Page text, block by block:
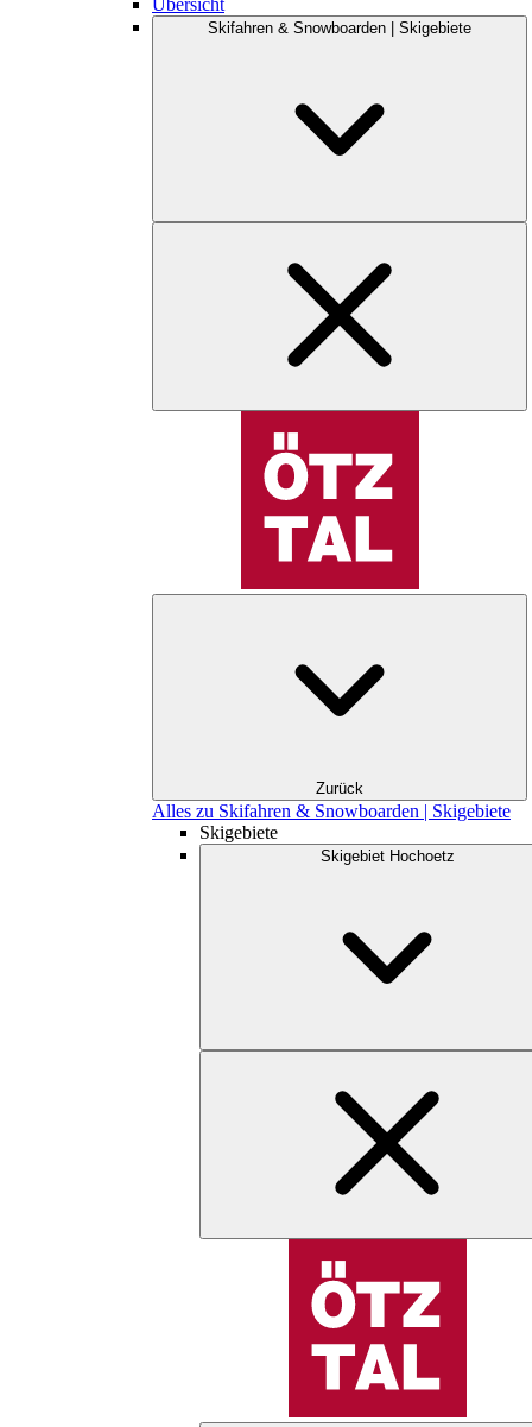
Übersicht
Skifahren & Snowboarden | Skigebiete
Zurück
Alles zu Skifahren & Snowboarden | Skigebiete
Skigebiete
Skigebiet Hochoetz